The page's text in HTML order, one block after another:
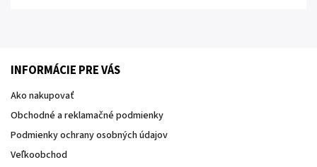
INFORMÁCIE PRE VÁS
Ako nakupovať
Obchodné a reklamačné podmienky
Podmienky ochrany osobných údajov
Veľkoobchod